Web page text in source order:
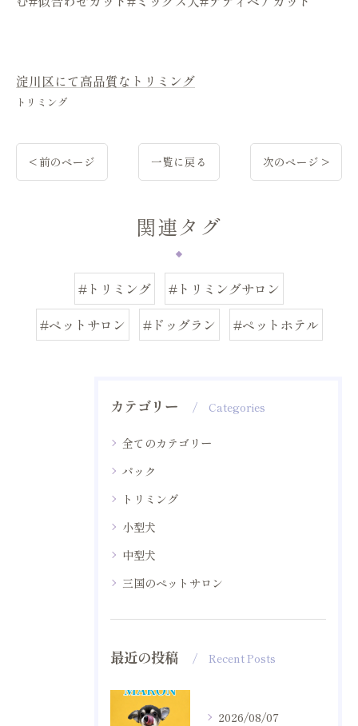
淀川区にて高品質なトリミング
トリミング
< 前のページ 一覧に戻る 次のページ >
関連タグ
#トリミング
#トリミングサロン
#ペットサロン
#ドッグラン #ペットホテル
カテゴリー Categories
全てのカテゴリー
パック
トリミング
小型犬
中型犬
三国のペットサロン
最近の投稿 Recent Posts
2026/08/07